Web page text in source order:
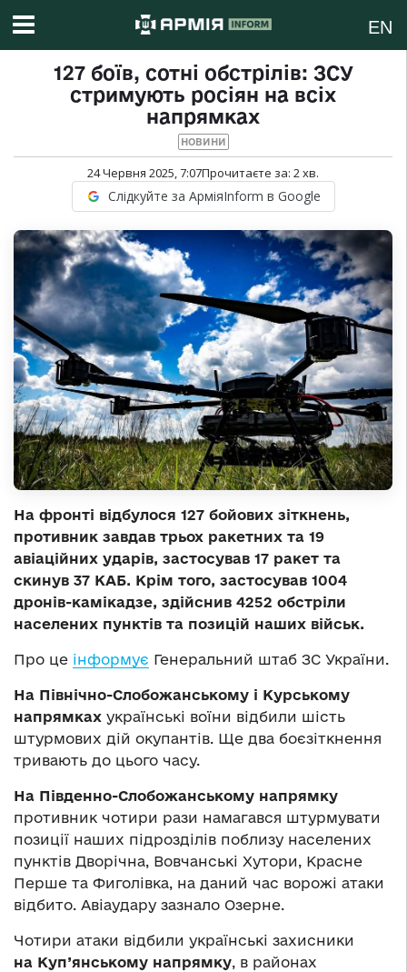
EN
127 боїв, сотні обстрілів: ЗСУ
стримують росіян на всіх
напрямках
НОВИНИ
24 Червня 2025, 7:07Прочитаєте за: 2хв.
Слідкуйте за АрміяInform в Google
На фронті відбулося 127 бойових зіткнень,
противник завдав трьох ракетних та 19
авіаційних ударів, застосував 17 ракет та
скинув 37 КАБ. Крім того, застосував 1004
дронів-камікадзе, здійснив 4252 обстріли
населених пунктів та позицій наших військ.
Про це інформує Генеральний штаб ЗС України.
На Північно-Слобожанському і Курському
напрямках українські воїни відбили шість
штурмових дій окупантів. Ще два боєзіткнення
тривають до цього часу.
На Південно-Слобожанському напрямку
противник чотири рази намагався штурмувати
позиції наших підрозділів поблизу населених
пунктів Дворічна, Вовчанські Хутори, Красне
Перше та Фиголівка, на даний час ворожі атаки
відбито. Авіаудару зазнало Озерне.
Чотири атаки відбили українські захисники
на Куп’янському напрямку, в районах